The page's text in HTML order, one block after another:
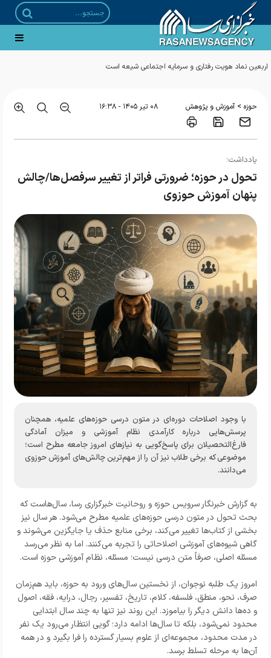
سنگرنشینی در لباس تبلیغ؛ انتشار تصاویر دیده نشده حجت‌الاسلام خلیلی یزدی در جبهه‌های
حوزه > آموزش و پژوهش ۰۸ تير ۱۴۰۵ - ۱۶:۳۸
یادداشت؛
تحول در حوزه؛ ضرورتی فراتر از تغییر سرفصل‌ها/چالش
پنهان آموزش حوزوی
با وجود اصلاحات دوره‌ای در متون درسی حوزه‌های علمیه، همچنان
پرسش‌هایی درباره کارآمدی نظام آموزشی و میزان آمادگی
فارغ‌التحصیلان برای پاسخ‌گویی به نیازهای امروز جامعه مطرح است؛
موضوعی که برخی طلاب نیز آن را از مهم‌ترین چالش‌های آموزش حوزوی
می‌دانند.
به گزارش خبرنگار سرویس حوزه و روحانیت خبرگزاری رسا، سال‌هاست که
بحث تحول در متون درسی حوزه‌های علمیه مطرح می‌شود. هر سال نیز
بخشی از کتاب‌ها تغییر می‌کند، برخی منابع حذف یا جایگزین می‌شوند و
گاهی شیوه‌های آموزشی اصلاحاتی را تجربه می‌کنند. اما به نظر می‌رسد
مسئله اصلی، صرفاً متن درسی نیست؛ مسئله، نظام آموزشی حوزه است.
امروز یک طلبه نوجوان، از نخستین سال‌های ورود به حوزه، باید هم‌زمان
صرف، نحو، منطق، فلسفه، کلام، تاریخ، تفسیر، رجال، درایه، فقه، اصول
و ده‌ها دانش دیگر را بیاموزد. این روند نیز تنها به چند سال ابتدایی
محدود نمی‌شود، بلکه تا سال‌ها ادامه دارد؛ گویی انتظار می‌رود یک نفر
در مدت محدود، مجموعه‌ای از علوم بسیار گسترده را فرا بگیرد و در همه
آن‌ها به مرحله تسلط برسد.